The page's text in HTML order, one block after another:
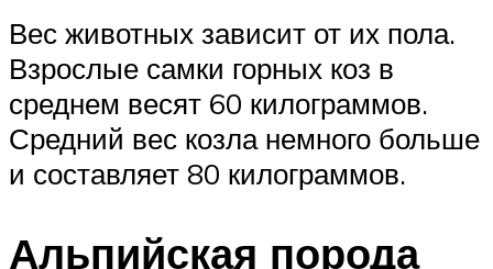
Вес животных зависит от их пола.
Взрослые самки горных коз в
среднем весят 60 килограммов.
Средний вес козла немного больше
и составляет 80 килограммов.
Альпийская порода